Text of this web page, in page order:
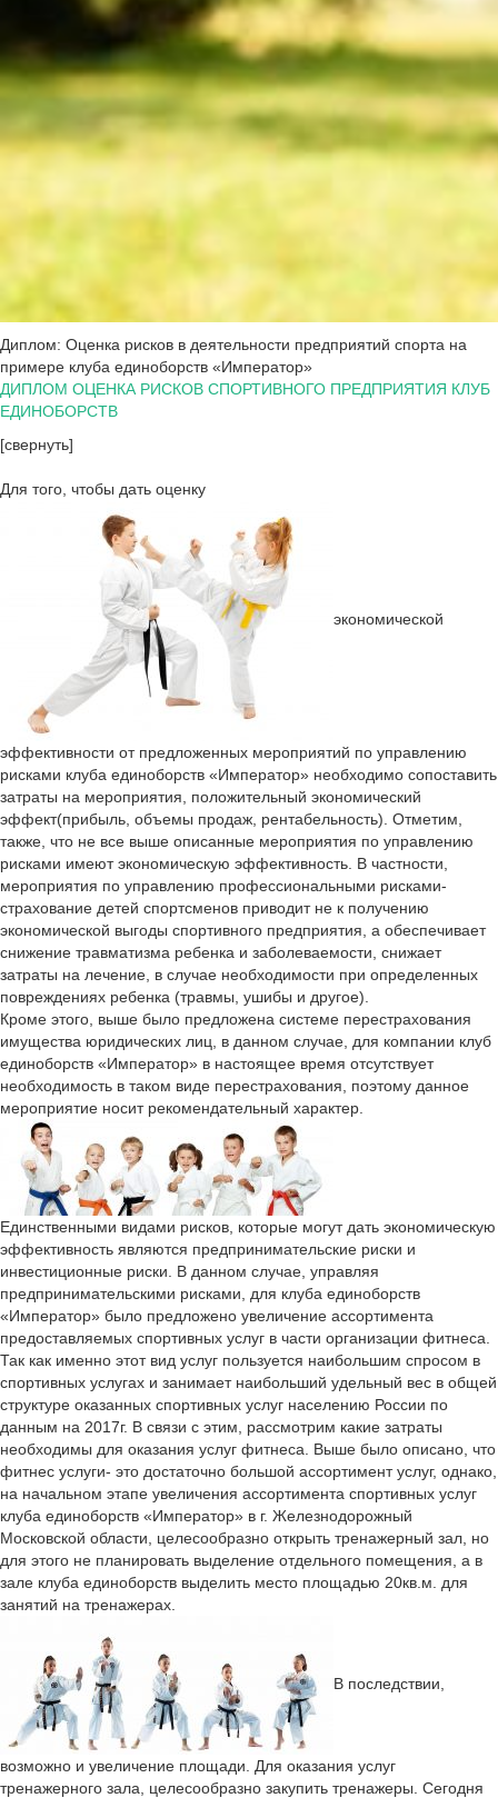
Диплом: Оценка рисков в деятельности предприятий спорта на
примере клуба единоборств «Император»
ДИПЛОМ ОЦЕНКА РИСКОВ СПОРТИВНОГО ПРЕДПРИЯТИЯ КЛУБ
ЕДИНОБОРСТВ
[свернуть]
Для того, чтобы дать оценку
экономической
эффективности от предложенных мероприятий по управлению
рисками клуба единоборств «Император» необходимо сопоставить
затраты на мероприятия, положительный экономический
эффект(прибыль, объемы продаж, рентабельность). Отметим,
также, что не все выше описанные мероприятия по управлению
рисками имеют экономическую эффективность. В частности,
мероприятия по управлению профессиональными рисками-
страхование детей спортсменов приводит не к получению
экономической выгоды спортивного предприятия, а обеспечивает
снижение травматизма ребенка и заболеваемости, снижает
затраты на лечение, в случае необходимости при определенных
повреждениях ребенка (травмы, ушибы и другое).
Кроме этого, выше было предложена системе перестрахования
имущества юридических лиц, в данном случае, для компании клуб
единоборств «Император» в настоящее время отсутствует
необходимость в таком виде перестрахования, поэтому данное
мероприятие носит рекомендательный характер.
Единственными видами рисков, которые могут дать экономическую
эффективность являются предпринимательские риски и
инвестиционные риски. В данном случае, управляя
предпринимательскими рисками, для клуба единоборств
«Император» было предложено увеличение ассортимента
предоставляемых спортивных услуг в части организации фитнеса.
Так как именно этот вид услуг пользуется наибольшим спросом в
спортивных услугах и занимает наибольший удельный вес в общей
структуре оказанных спортивных услуг населению России по
данным на 2017г. В связи с этим, рассмотрим какие затраты
необходимы для оказания услуг фитнеса. Выше было описано, что
фитнес услуги- это достаточно большой ассортимент услуг, однако,
на начальном этапе увеличения ассортимента спортивных услуг
клуба единоборств «Император» в г. Железнодорожный
Московской области, целесообразно открыть тренажерный зал, но
для этого не планировать выделение отдельного помещения, а в
зале клуба единоборств выделить место площадью 20кв.м. для
занятий на тренажерах.
В последствии,
возможно и увеличение площади. Для оказания услуг
тренажерного зала, целесообразно закупить тренажеры. Сегодня